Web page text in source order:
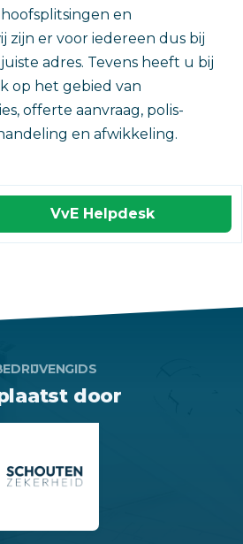
en
zijn er voor iedereen dus bij
adres. Tevens heeft u bij
op het gebied van
offerte aanvraag, polis-
en afwikkeling.
VvE Helpdesk
door